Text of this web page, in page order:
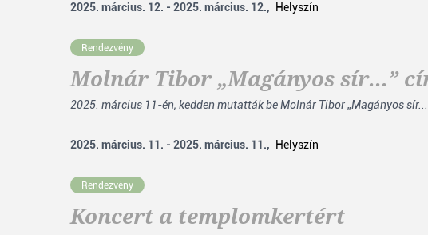
2025. március. 12. - 2025. március. 12., Helyszín
Rendezvény
Molnár Tibor „Magányos sír...”
2025. március 11-én, kedden mutatták be Molnár Tibor „Magányos
2025. március. 11. - 2025. március. 11., Helyszín
Rendezvény
Koncert a templomkertért